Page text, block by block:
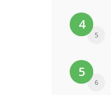
4
5
5
6